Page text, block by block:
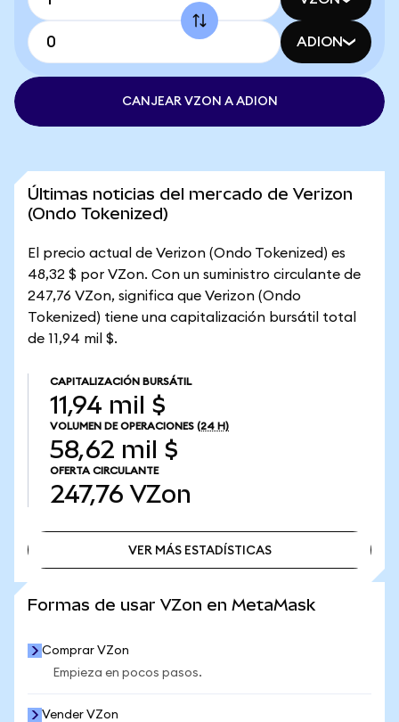
ADION
CANJEAR VZON A ADION
Últimas noticias del mercado de Verizon
(Ondo Tokenized)
El precio actual de Verizon (Ondo Tokenized) es
48,32 $ por VZon. Con un suministro circulante de
247,76 VZon, significa que Verizon (Ondo
Tokenized) tiene una capitalización bursátil total
de 11,94 mil $.
CAPITALIZACIÓN BURSÁTIL
11,94 mil $
VOLUMEN DE OPERACIONES (24 H)
58,62 mil $
OFERTA CIRCULANTE
247,76 VZon
VER MÁS ESTADÍSTICAS
Formas de usar VZon en MetaMask
Comprar VZon
Empieza en pocos pasos.
Vender VZon